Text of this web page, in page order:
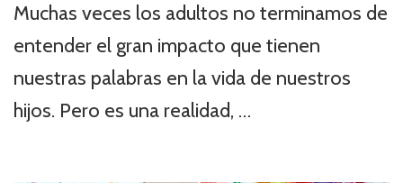
Muchas veces los adultos no terminamos de
entender el gran impacto que tienen
nuestras palabras en la vida de nuestros
hijos. Pero es una realidad, …